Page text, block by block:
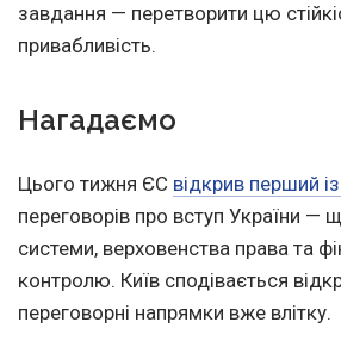
завдання — перетворити цю
привабливість.
Нагадаємо
Цього тижня ЄС відкрив перший
переговорів про вступ України —
системи, верховенства права та
контролю. Київ сподівається
переговорні напрямки вже влітку.